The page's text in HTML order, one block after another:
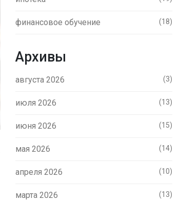
финансовое обучение (18)
Архивы
августа 2026 (3)
июля 2026 (13)
июня 2026 (15)
мая 2026 (14)
апреля 2026 (10)
марта 2026 (13)